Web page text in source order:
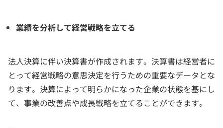
業績を分析して経営戦略を立てる
法人決算に伴い決算書が作成されます。決算書は経営者に
とって経営戦略の意思決定を行うための重要なデータとな
ります。決算によって明らかになった企業の状態を基にし
て、事業の改善点や成長戦略を立てることができます。